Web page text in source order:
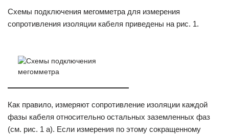
Схемы подключения мегомметра для измерения
сопротивления изоляции кабеля приведены на рис. 1.
Как правило, измеряют сопротивление изоляции каждой
фазы кабеля относительно остальных заземленных фаз
(см. рис. 1 а). Если измерения по этому сокращенному